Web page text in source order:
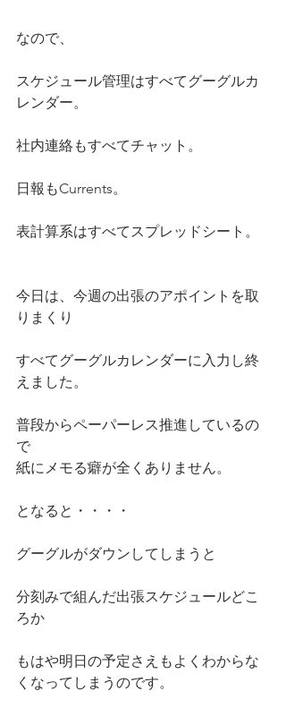
なので、
スケジュール管理はすべてグーグルカ
レンダー。
社内連絡もすべてチャット。
日報もCurrents。
表計算系はすべてスプレッドシート。
今日は、今週の出張のアポイントを取
りまくり
すべてグーグルカレンダーに入力し終
えました。
普段からペーパーレス推進しているの
で
紙にメモる癖が全くありません。
となると・・・・
グーグルがダウンしてしまうと
分刻みで組んだ出張スケジュールどこ
ろか
もはや明日の予定さえもよくわからな
くなってしまうのです。